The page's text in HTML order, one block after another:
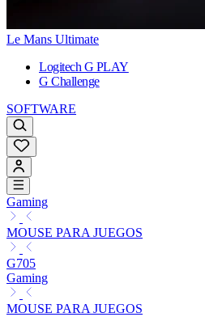
Le Mans Ultimate
Logitech G PLAY
G Challenge
SOFTWARE
Gaming
MOUSE PARA JUEGOS
G705
Gaming
MOUSE PARA JUEGOS